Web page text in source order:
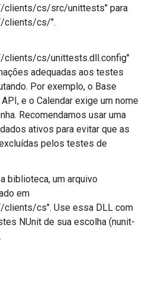
clients/cs/src/unittests" para
clients/cs/".
clients/cs/unittests.dll.config"
adequadas aos testes
Por exemplo, o Base
e o Calendar exige um nome
Recomendamos usar uma
ativos para evitar que as
pelos testes de
biblioteca, um arquivo
em
clients/cs". Use essa DLL com
NUnit de sua escolha (nunit-